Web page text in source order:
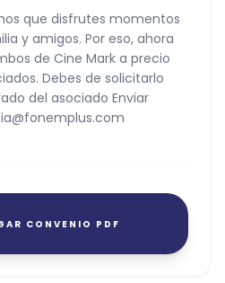
que disfrutes momentos
y amigos. Por eso, ahora
de Cine Mark a precio
Debes de solicitarlo
del asociado Enviar
CONVENIO PDF